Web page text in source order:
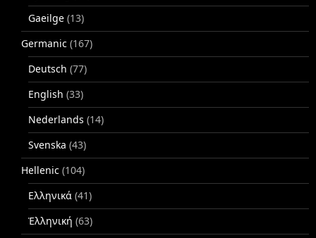
Gaeilge (13)
Germanic (167)
Deutsch (77)
English (33)
Nederlands (14)
Svenska (43)
Hellenic (104)
Ελληνικά (41)
Ἑλληνική (63)